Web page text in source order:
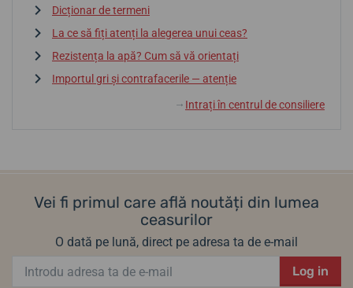
Dicționar de termeni
La ce să fiți atenți la alegerea unui ceas?
Rezistența la apă? Cum să vă orientați
Importul gri și contrafacerile — atenție
↓ Intrați în centrul de consiliere
Vei fi primul care află noutăți din lumea
ceasurilor
O dată pe lună, direct pe adresa ta de e-mail
Log in